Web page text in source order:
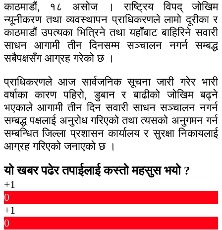
काठमाडौं, १८ असोज । राष्ट्रिय विपद् जोखिम
न्यूनीकरण तथा व्यवस्थापन प्राधिकरणले लामो दूरीका र
काठमाडौं उपत्यका भित्रिने तथा यहाँबाट बाहिरिने सवारी
साधन आगामी तीन दिनसम्म सञ्चालन नगर्न सम्बद्ध
सबैपक्षसँग आग्रह गरेको छ ।
प्राधिकरणले आज सार्वजनिक सूचना जारी गरेर भारी
वर्षाका कारण पहिरो, डुबान र बाढीको जोखिम बढ्ने
भएकाले आगामी तीन दिन सवारी साधन सञ्चालन नगर्न
सम्बद्ध पक्षलाई अनुरोध गरिएको तथा त्यसको अनुगमन गर्न
सम्बन्धित जिल्ला प्रशासन कार्यालय र सुरक्षा निकायलाई
आग्रह गरिएको जनाएको छ ।
यो खबर पढेर तपाईलाई कस्तो महसुस भयो ?
+1
0
+1
0